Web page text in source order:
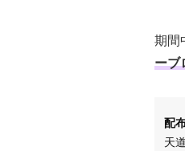
期間
ーブ
配
天